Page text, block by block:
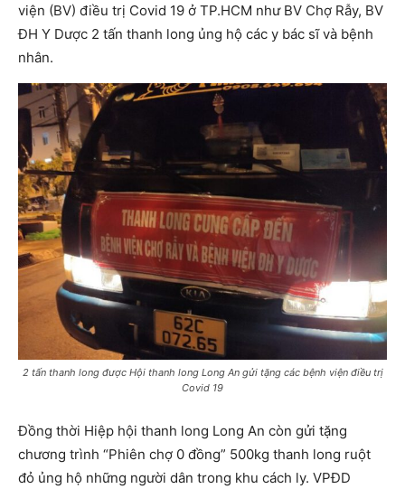
viện (BV) điều trị Covid 19 ở TP.HCM như BV Chợ Rẫy, BV
ĐH Y Dược 2 tấn thanh long ủng hộ các y bác sĩ và bệnh
nhân.
2 tấn thanh long được Hội thanh long Long An gửi tặng các bệnh viện điều trị
Covid 19
Đồng thời Hiệp hội thanh long Long An còn gửi tặng
chương trình “Phiên chợ 0 đồng” 500kg thanh long ruột
đỏ ủng hộ những người dân trong khu cách ly. VPĐD